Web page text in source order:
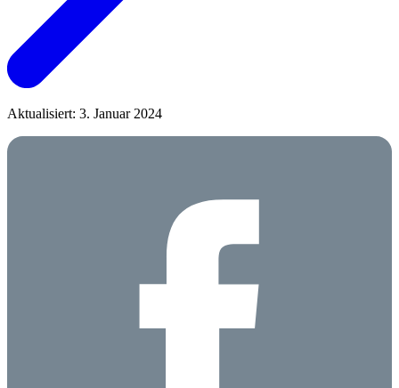
Aktualisiert: 3. Januar 2024